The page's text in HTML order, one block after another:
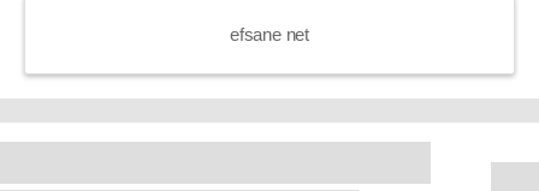
efsane net